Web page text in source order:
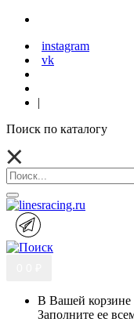
instagram
vk
|
Поиск по каталогу
В Вашей корзине
Заполните ее